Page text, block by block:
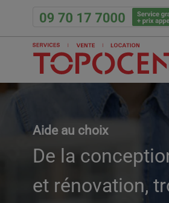
Aide au choix
De la
et rénovation,